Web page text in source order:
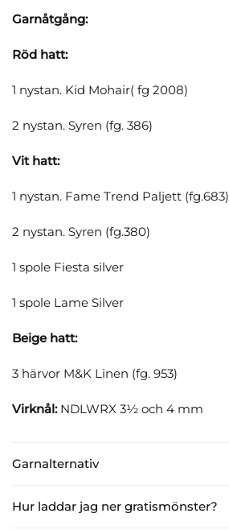
Garnalternativ
Hur laddar jag ner gratismönster?
Garnåtgång:
Röd hatt:
1 nystan. Kid Mohair( fg 2008)
2 nystan. Syren (fg. 386)
Vit hatt:
1 nystan. Fame Trend Paljett (fg.683)
2 nystan. Syren (fg.380)
1 spole Fiesta silver
1 spole Lame Silver
Beige hatt:
3 härvor M&K Linen (fg. 953)
Virknål:NDLWRX 3½ och 4 mm